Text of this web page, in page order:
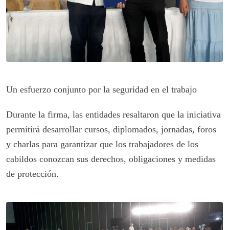
Un esfuerzo conjunto por la seguridad en el trabajo
Durante la firma, las entidades resaltaron que la iniciativa
permitirá desarrollar cursos, diplomados, jornadas, foros
y charlas para garantizar que los trabajadores de los
cabildos conozcan sus derechos, obligaciones y medidas
de protección.